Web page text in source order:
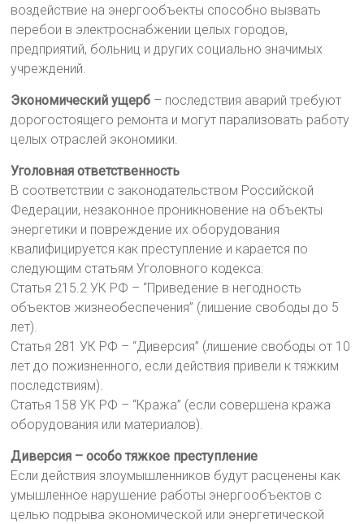
воздействие на энергообъекты способно вызвать
перебои в электроснабжении целых городов,
предприятий, больниц и других социально значимых
учреждений.
Экономический ущерб – последствия аварий требуют
дорогостоящего ремонта и могут парализовать работу
целых отраслей экономики.
Уголовная ответственность
В соответствии с законодательством Российской
Федерации, незаконное проникновение на объекты
энергетики и повреждение их оборудования
квалифицируется как преступление и карается по
следующим статьям Уголовного кодекса:
Статья 215.2 УК РФ – “Приведение в негодность
объектов жизнеобеспечения” (лишение свободы до 5
лет).
Статья 281 УК РФ – “Диверсия” (лишение свободы от 10
лет до пожизненного, если действия привели к тяжким
последствиям).
Статья 158 УК РФ – “Кража” (если совершена кража
оборудования или материалов).
Диверсия – особо тяжкое преступление
Если действия злоумышленников будут расценены как
умышленное нарушение работы энергообъектов с
целью подрыва экономической или энергетической